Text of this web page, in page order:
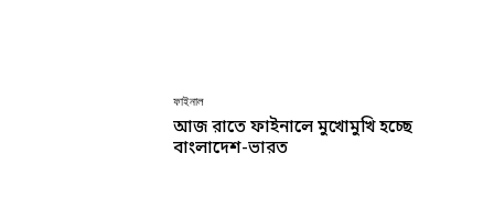
ফাইনাল
আজ রাতে ফাইনালে মুখোমুখি হচ্ছে
বাংলাদেশ-ভারত